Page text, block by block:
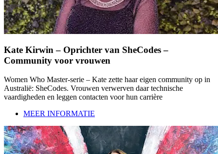
Kate Kirwin – Oprichter van SheCodes –
Community voor vrouwen
Women Who Master-serie – Kate zette haar eigen community op in
Australië: SheCodes. Vrouwen verwerven daar technische
vaardigheden en leggen contacten voor hun carrière
MEER INFORMATIE